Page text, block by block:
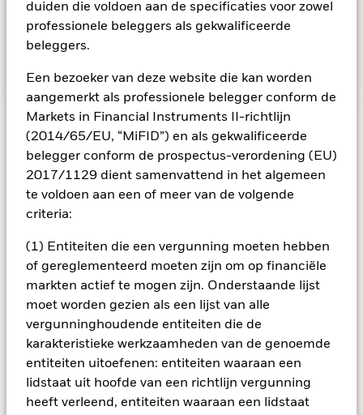
duiden die voldoen aan de specificaties voor zowel
professionele beleggers als gekwalificeerde
beleggers.
Een bezoeker van deze website die kan worden
aangemerkt als professionele belegger conform de
Markets in Financial Instruments II-richtlijn
(2014/65/EU, “MiFID”) en als gekwalificeerde
belegger conform de prospectus-verordening (EU)
2017/1129 dient samenvattend in het algemeen
te voldoen aan een of meer van de volgende
criteria:
(1) Entiteiten die een vergunning moeten hebben
of gereglementeerd moeten zijn om op financiële
markten actief te mogen zijn. Onderstaande lijst
moet worden gezien als een lijst van alle
vergunninghoudende entiteiten die de
karakteristieke werkzaamheden van de genoemde
entiteiten uitoefenen: entiteiten waaraan een
lidstaat uit hoofde van een richtlijn vergunning
heeft verleend, entiteiten waaraan een lidstaat
BELEGGINGSDOEL
Het fonds streeft ernaar het rendement te volgen van een
index die bestaat uit Italiaanse staatsobligaties.
De waarde en
het rendement van beleggingen kunnen dalen en stijgen, en
zijn niet gegarandeerd. Beleggers verliezen mogelijk hun
oorspronkelijke inleg.
Belangrijke informatie: De waarde en inkomsten van uw
belegging kunnen variëren en uw initiële inleg is niet
verhandeld en worden gekocht en verkocht tegen
marktkoersen die kunnen afwijken van de intrinsieke waarde
van de ETF's. Twee belangrijke aan vastrentende
beleggingen verbonden risico's zijn rentetariefrisico en
kredietrisico. Als de rente stijgt, daalt de marktwaarde van
obligaties doorgaans dienovereenkomstig. Kredietrisico
betekent de kans dat de emittent van de obligatie niet in staat
is om de hoofdsom af te lossen of rentebetalingen te doen.
Het Fonds belegt in vastrentende effecten die zijn
uitgegeven door ondernemingen. Er bestaat een